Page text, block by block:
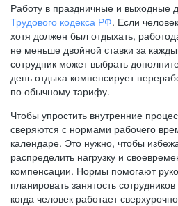
Работу в праздничные и выходные
Трудового кодекса РФ. Если
хотя должен был отдыхать,
не меньше двойной ставки за
сотрудник может выбрать
день отдыха компенсирует
по обычному тарифу.
Чтобы упростить внутренние
сверяются с нормами рабочего
календаре. Это нужно, чтобы
распределить нагрузку и
компенсации. Нормы помогают
планировать занятость
когда человек работает